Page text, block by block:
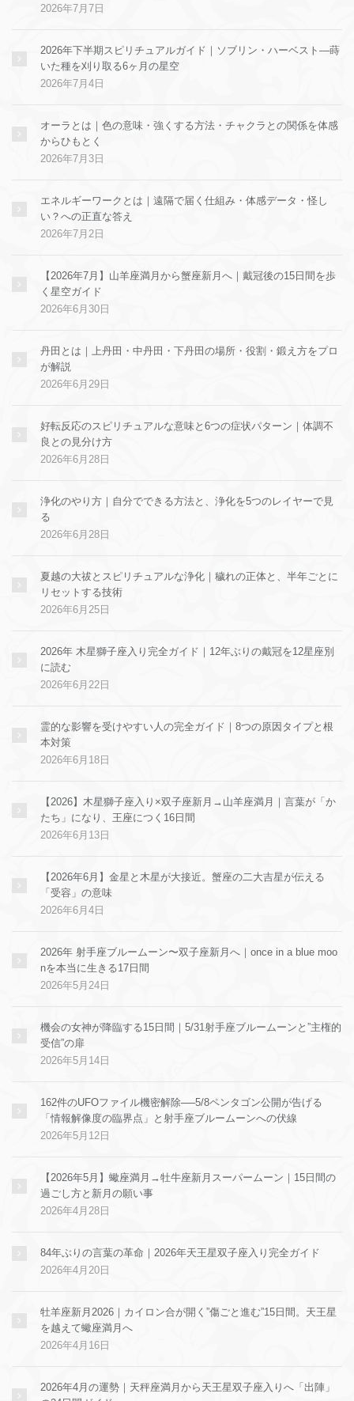
2026年7月7日
2026年下半期スピリチュアルガイド｜ソブリン・ハーベスト—蒔
いた種を刈り取る6ヶ月の星空
2026年7月4日
オーラとは｜色の意味・強くする方法・チャクラとの関係を体感
からひもとく
2026年7月3日
エネルギーワークとは｜遠隔で届く仕組み・体感データ・怪し
い？への正直な答え
2026年7月2日
【2026年7月】山羊座満月から蟹座新月へ｜戴冠後の15日間を歩
く星空ガイド
2026年6月30日
丹田とは｜上丹田・中丹田・下丹田の場所・役割・鍛え方をプロ
が解説
2026年6月29日
好転反応のスピリチュアルな意味と6つの症状パターン｜体調不
良との見分け方
2026年6月28日
浄化のやり方｜自分でできる方法と、浄化を5つのレイヤーで見
る
2026年6月28日
夏越の大祓とスピリチュアルな浄化｜穢れの正体と、半年ごとに
リセットする技術
2026年6月25日
2026年 木星獅子座入り完全ガイド｜12年ぶりの戴冠を12星座別
に読む
2026年6月22日
霊的な影響を受けやすい人の完全ガイド｜8つの原因タイプと根
本対策
2026年6月18日
【2026】木星獅子座入り×双子座新月→山羊座満月｜言葉が「か
たち」になり、王座につく16日間
2026年6月13日
【2026年6月】金星と木星が大接近。蟹座の二大吉星が伝える
「受容」の意味
2026年6月4日
2026年 射手座ブルームーン〜双子座新月へ｜once in a blue moo
nを本当に生きる17日間
2026年5月24日
機会の女神が降臨する15日間｜5/31射手座ブルームーンと”主権的
受信”の扉
2026年5月14日
162件のUFOファイル機密解除──5/8ペンタゴン公開が告げる
「情報解像度の臨界点」と射手座ブルームーンへの伏線
2026年5月12日
【2026年5月】蠍座満月→牡牛座新月スーパームーン｜15日間の
過ごし方と新月の願い事
2026年4月28日
84年ぶりの言葉の革命｜2026年天王星双子座入り完全ガイド
2026年4月20日
牡羊座新月2026｜カイロン合が開く”傷ごと進む”15日間。天王星
を越えて蠍座満月へ
2026年4月16日
2026年4月の運勢｜天秤座満月から天王星双子座入りへ「出陣」